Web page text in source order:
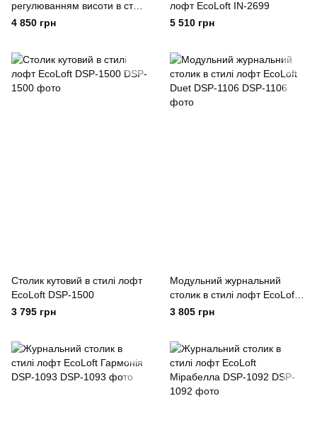
регулюванням висоти в стилі
лофт EcoLoft Флекс DSP-
4 850 грн
лофт EcoLoft IN-2699
5 510 грн
Столик кутовий в стилі лофт
EcoLoft DSP-1500
3 795 грн
Модульний журнальний
столик в стилі лофт EcoLoft
Duet DSP-1106
3 805 грн